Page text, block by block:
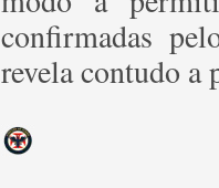
confirmadas
revela contudo a